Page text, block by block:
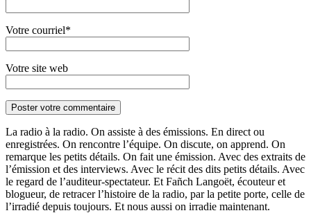
Votre courriel*
Votre site web
La radio à la radio. On assiste à des émissions. En direct ou
enregistrées. On rencontre l’équipe. On discute, on apprend. On
remarque les petits détails. On fait une émission. Avec des extraits de
l’émission et des interviews. Avec le récit des dits petits détails. Avec
le regard de l’auditeur-spectateur. Et Fañch Langoët, écouteur et
blogueur, de retracer l’histoire de la radio, par la petite porte, celle de
l’irradié depuis toujours. Et nous aussi on irradie maintenant.